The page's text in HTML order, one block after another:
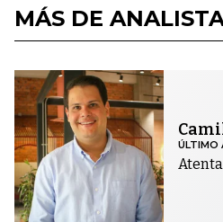
MÁS DE
ÚLTIMO